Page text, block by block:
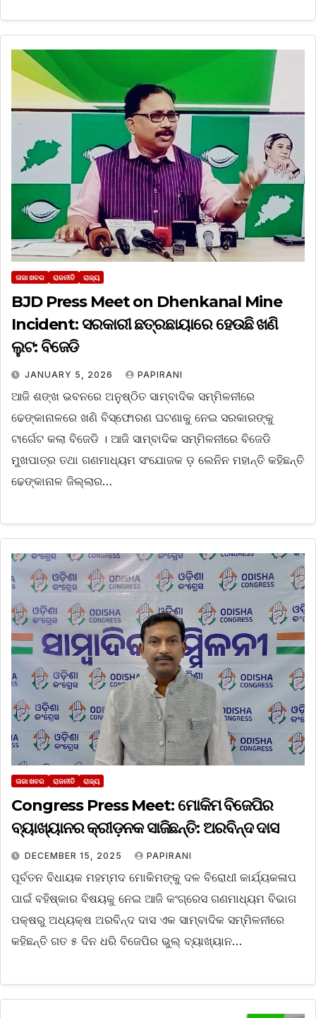
ତାଜା ଖବର ରାଜନୀତି ରାଜ୍ୟ
BJD Press Meet on Dhenkanal Mine
Incident: ସରକାରୀ ଛତ୍ରଛାୟାରେ ହେଉଛି ଖଣି
ଲୁଟ: ବିଜେଡି
JANUARY 5, 2026 PAPIRANI
ଆଜି ଶଙ୍ଖ ଭବନରେ ଅନୁଷ୍ଠିତ ସାମ୍ବାଦିକ ସମ୍ମିଳନୀରେ
ଢେଙ୍କାନାଳରେ ଖଣି ବିସ୍ଫୋରଣ ଘଟଣାକୁ ନେଇ ସରକାରଙ୍କୁ
ଟାର୍ଗେଟ କଲା ବିଜେଡି । ଆଜି ସାମ୍ବାଦିକ ସମ୍ମିଳନୀରେ ବିଜେଡି
ମୁଖପାତ୍ର ତଥା ଗଣମାଧ୍ୟମ ସଂଯୋଜକ ଡ଼ ଲେନିନ ମହାନ୍ତି କହିଛନ୍ତି
ଢେଙ୍କାନାଳ ଜିଲ୍ଲାର…
ତାଜା ଖବର ରାଜନୀତି ରାଜ୍ୟ
Congress Press Meet: ମୋକିମ ବିଜେପିର
ବ୍ୟାଖ୍ୟାନର କ୍ରୀଡ଼ନକ ସାଜିଛନ୍ତି: ଅରବିନ୍ଦ ଦାସ
DECEMBER 15, 2025 PAPIRANI
ପୂର୍ବତନ ବିଧାୟକ ମହମ୍ମଦ ମୋକିମଙ୍କୁ ଦଳ ବିରୋଧୀ କାର୍ଯ୍ୟକଳାପ
ପାଇଁ ବହିଷ୍କାର ବିଷୟକୁ ନେଇ ଆଜି କଂଗ୍ରେସ ଗଣମାଧ୍ୟମ ବିଭାଗ
ପକ୍ଷରୁ ଅଧ୍ୟକ୍ଷ ଅରବିନ୍ଦ ଦାସ ଏକ ସାମ୍ବାଦିକ ସମ୍ମିଳନୀରେ
କହିଛନ୍ତି ଗତ ୫ ଦିନ ଧରି ବିଜେପିର ଭୁଲ୍ ବ୍ୟାଖ୍ୟାନ…